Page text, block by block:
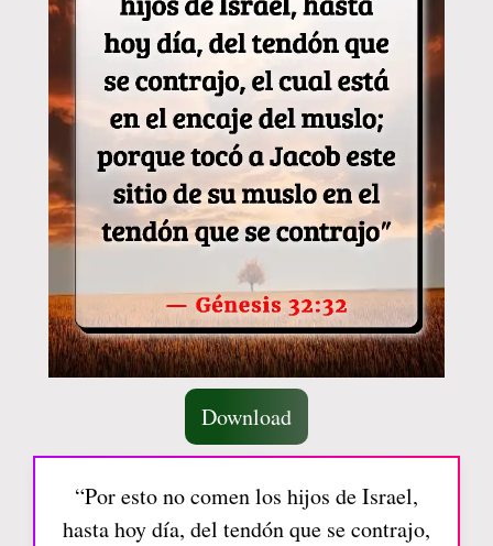
Download
“Por esto no comen los hijos de Israel,
hasta hoy día, del tendón que se contrajo,